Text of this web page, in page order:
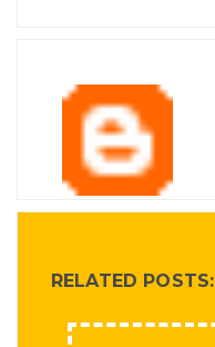
RELATED POSTS: